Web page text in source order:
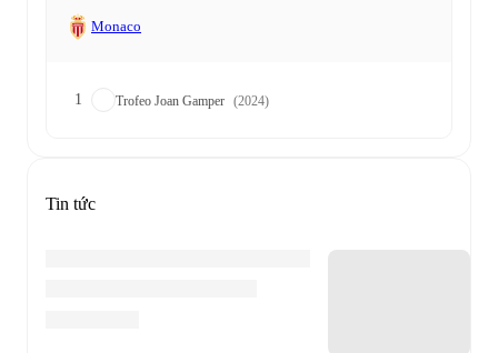
Monaco
1 Trofeo Joan Gamper (2024)
Tin tức